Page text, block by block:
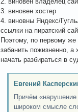
3. виновен хостер
4. виновны Яндекс/
ссылки на пиратский
Поэтому, по первому же
забанить пожизненно, а
начать разбираться в
Евгений
Причём
широком смысле